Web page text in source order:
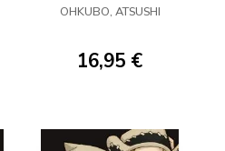
08
OHKUBO, ATSUSHI
16,95 €